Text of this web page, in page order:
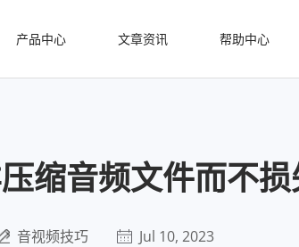
产品中心 文章资讯 帮助中心
缩音频文件而不
音视频技巧 Jul 10, 2023